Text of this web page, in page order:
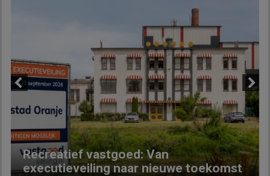
Recreatief vastgoed: Van
executieveiling naar nieuwe toekomst
Next